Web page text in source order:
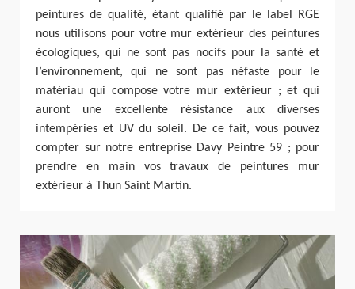
peintures de qualité, étant qualifié par le label RGE
nous utilisons pour votre mur extérieur des peintures
écologiques, qui ne sont pas nocifs pour la santé et
l’environnement, qui ne sont pas néfaste pour le
matériau qui compose votre mur extérieur ; et qui
auront une excellente résistance aux diverses
intempéries et UV du soleil. De ce fait, vous pouvez
compter sur notre entreprise Davy Peintre 59 ; pour
prendre en main vos travaux de peintures mur
extérieur à Thun Saint Martin.